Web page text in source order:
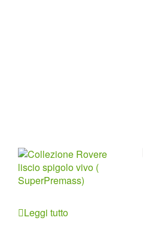
Leggi tutto